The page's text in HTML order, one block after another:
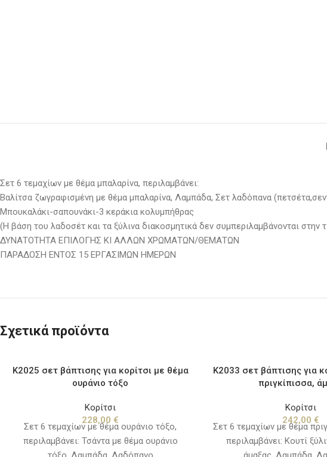
Σετ 6 τεμαχίων με θέμα μπαλαρίνα, περιλαμβάνει:
Βαλίτσα ζωγραφισμένη με θέμα μπαλαρίνα, Λαμπάδα, Σετ λαδόπανα
Μπουκαλάκι-σαπουνάκι-3 κεράκια κολυμπήθρας
(Η βάση του λαδοσέτ και τα ξύλινα διακοσμητικά δεν συμπεριλαμβάνονται στην
ΔΥΝΑΤΟΤΗΤΑ ΕΠΙΛΟΓΗΣ ΚΙ ΑΛΛΩΝ ΧΡΩΜΑΤΩΝ/ΘΕΜΑΤΩΝ
ΠΑΡΑΔΟΣΗ ΕΝΤΟΣ 15 ΕΡΓΑΣΙΜΩΝ ΗΜΕΡΩΝ
Σχετικά προϊόντα
Κ2025 σετ βάπτισης για κορίτσι με θέμα
ουράνιο τόξο
Κορίτσι
228,00 €
Σετ 6 τεμαχίων με θέμα ουράνιο τόξο,
περιλαμβάνει: Τσάντα με θέμα ουράνιο
Κ2033 σετ βάπτισης για
πριγκίπισσα,
Κορίτσι
242,00 €
Σετ 6 τεμαχίων με θέμα
περιλαμβάνει: Κουτί